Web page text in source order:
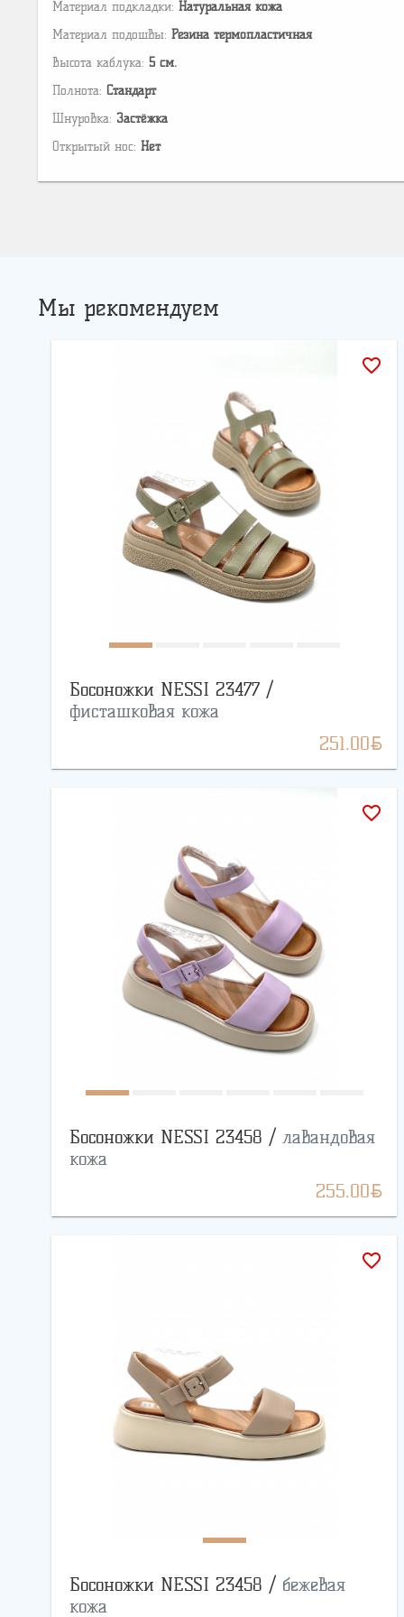
Материал подкладки: Натуральная кожа
Материал подошвы: Резина термопластичная
Высота каблука: 5 см.
Полнота: Стандарт
Шнуровка: Застёжка
Открытый нос: Нет
Мы рекомендуем
favorite_border
Босоножки NESSI 23477 /
фисташковая кожа
251.00BYN
favorite_border
Босоножки NESSI 23458 / лавандовая
кожа
255.00BYN
favorite_border
Босоножки NESSI 23458 / бежевая
кожа